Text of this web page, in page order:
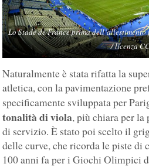
Lo Stade de France prima
/ licenza
Naturalmente è stata rifatta la
atletica, con la pavimentazione
specificamente sviluppata per
tonalità di viola, più chiara per la
di servizio. È stato poi scelto il
delle curve, che ricorda le piste di
100 anni fa per i Giochi Olimpici